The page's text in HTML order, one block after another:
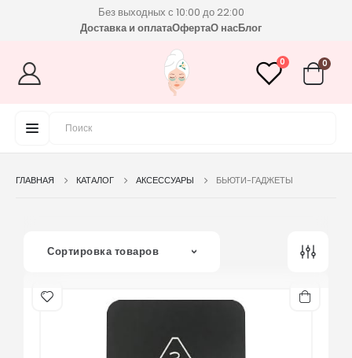
Без выходных с 10:00 до 22:00
Доставка и оплатаОфертаО насБлог
0 0
ГЛАВНАЯ КАТАЛОГ АКСЕССУАРЫ БЬЮТИ-ГАДЖЕТЫ
Сортировка товаров